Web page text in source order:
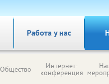
Работа у нас
Общество Интернет-
конференция